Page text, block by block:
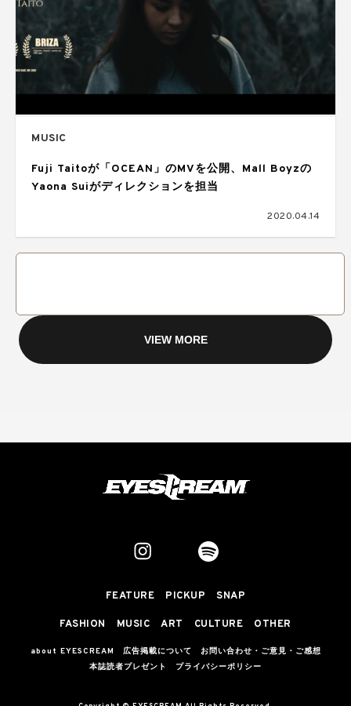
MUSIC
Fuji Taitoが「OCEAN」のMVを公開、Mall Boyzの
Yaona Suiがディレクションを担当
2020.04.14
VIEW MORE
FEATURE PICKUP SNAP
FASHION MUSIC ART CULTURE OTHER
about EYESCREAM 広告掲載について
お問い合わせ・ご意見・ご感想
本誌読者プレゼント
プライバシーポリシー